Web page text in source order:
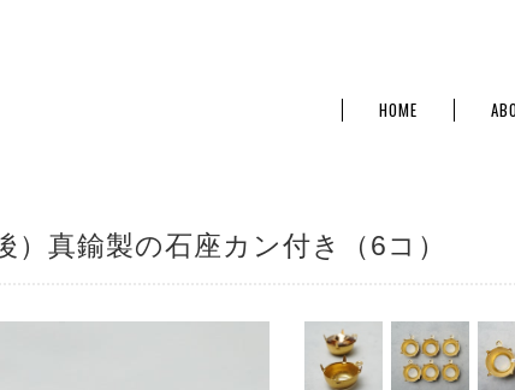
HOME
真鍮製の石座カン付き（6コ）